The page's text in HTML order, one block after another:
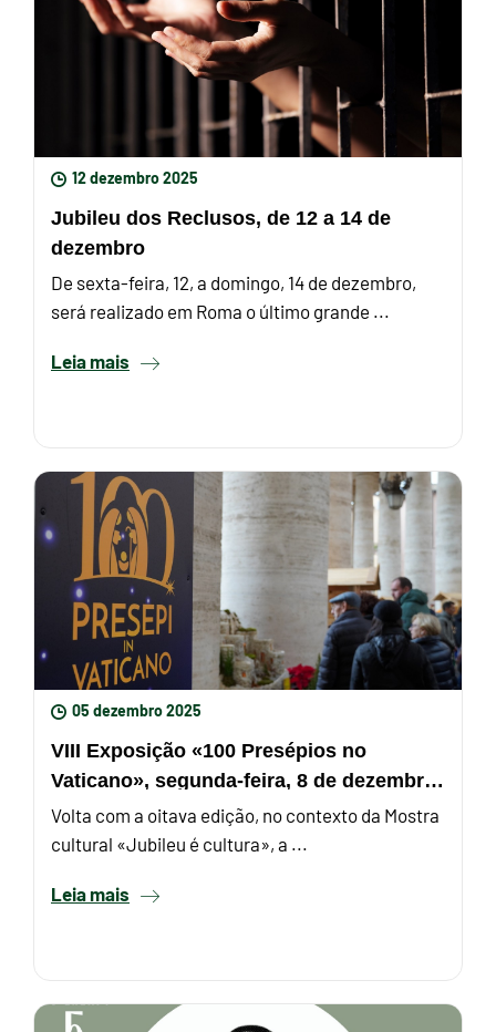
12 dezembro 2025
Jubileu dos Reclusos, de 12 a 14 de
dezembro
De sexta-feira, 12, a domingo, 14 de dezembro,
será realizado em Roma o último grande ...
Leia mais
05 dezembro 2025
VIII Exposição «100 Presépios no
Vaticano», segunda-feira, 8 de dezembro,
inauguração oficial
Volta com a oitava edição, no contexto da Mostra
cultural «Jubileu é cultura», a ...
Leia mais